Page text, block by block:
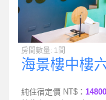
房間數量: 1間
海景樓中樓
純住宿定價 NT$： 14800